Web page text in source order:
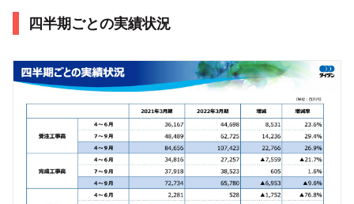
四半期ごとの実績状況